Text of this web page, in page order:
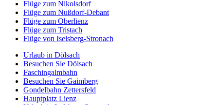
Flüge zum Nikolsdorf
Flüge zum Nußdorf-Debant
Flüge zum Oberlienz
Flüge zum Tristach
Flüge von Iselsberg-Stronach
Urlaub in Dölsach
Besuchen Sie Dölsach
Faschingalmbahn
Besuchen Sie Gaimberg
Gondelbahn Zettersfeld
Hauptplatz Lienz